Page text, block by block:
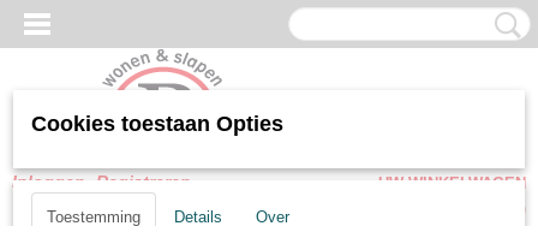
Inloggen Registreren
UW WINKELWAGEN
(0)
Cookies toestaan Opties
Toestemming Details Over